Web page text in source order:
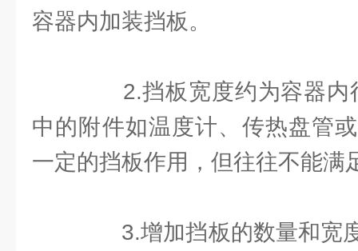
容器内加装挡板。
2.挡板宽度约为容器内
中的附件如温度计、传热盘管
一定的挡板作用，但往往不能满
3.增加挡板的数量和宽